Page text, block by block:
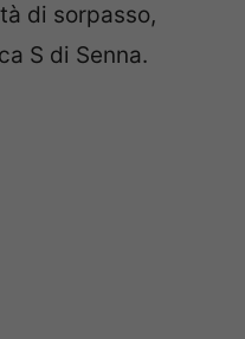
di sorpasso,
S di Senna.